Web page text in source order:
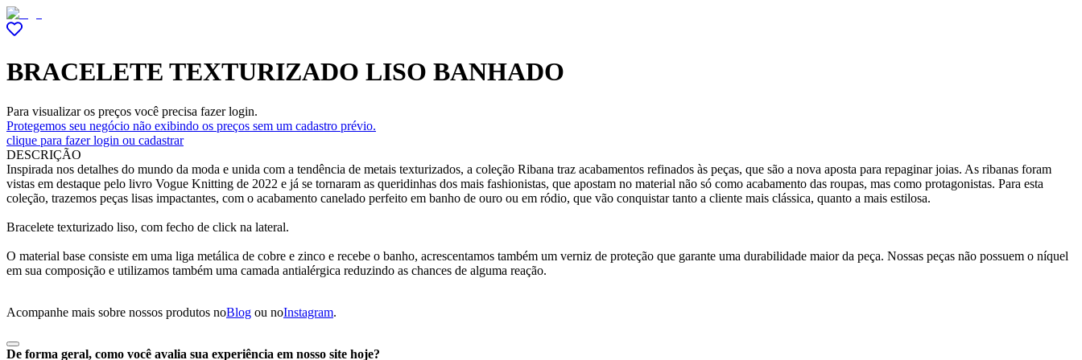
BRACELETE TEXTURIZADO LISO BANHADO
Para visualizar os preços você precisa fazer login.
Protegemos seu negócio não exibindo os preços sem um cadastro prévio.
clique para fazer login ou cadastrar
DESCRIÇÃO
Inspirada nos detalhes do mundo da moda e unida com a tendência de metais texturizados, a coleção Ribana traz acabamentos refinados às peças, que são a nova aposta para repaginar joias. As ribanas foram
vistas em destaque pelo livro Vogue Knitting de 2022 e já se tornaram as queridinhas dos mais fashionistas, que apostam no material não só como acabamento das roupas, mas como protagonistas. Para esta
coleção, trazemos peças lisas impactantes, com o acabamento canelado perfeito em banho de ouro ou em ródio, que vão conquistar tanto a cliente mais clássica, quanto a mais estilosa.
Bracelete texturizado liso, com fecho de click na lateral.
O material base consiste em uma liga metálica de cobre e zinco e recebe o banho, acrescentamos também um verniz de proteção que garante uma durabilidade maior da peça. Nossas peças não possuem o níquel
em sua composição e utilizamos também uma camada antialérgica reduzindo as chances de alguma reação.
Acompanhe mais sobre nossos produtos noBlog ou noInstagram.
De forma geral, como você avalia sua experiência em nosso site hoje?